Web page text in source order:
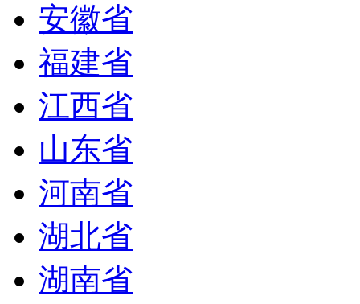
安徽省
福建省
江西省
山东省
河南省
湖北省
湖南省